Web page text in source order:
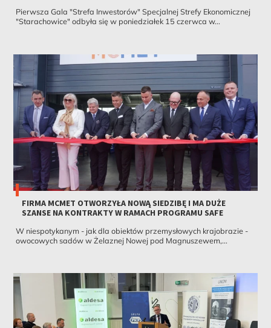
Pierwsza Gala "Strefa Inwestorów" Specjalnej Strefy Ekonomicznej
"Starachowice" odbyła się w poniedziałek 15 czerwca w...
FIRMA MCMET OTWORZYŁA NOWĄ SIEDZIBĘ I MA DUŻE
SZANSE NA KONTRAKTY W RAMACH PROGRAMU SAFE
W niespotykanym - jak dla obiektów przemysłowych krajobrazie -
owocowych sadów w Żelaznej Nowej pod Magnuszewem,...